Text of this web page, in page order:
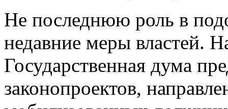
Не последнюю роль в
недавние меры властей.
Государственная дума
законопроектов,